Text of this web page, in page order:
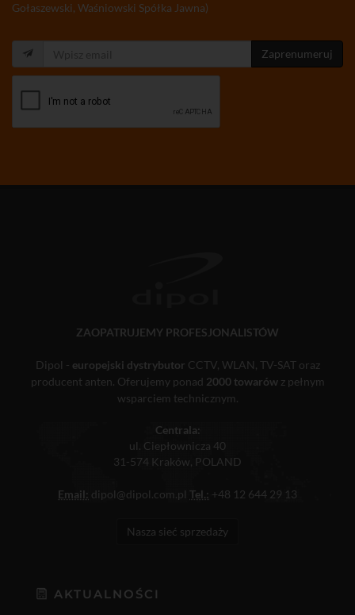
Gołaszewski, Waśniowski Spółka Jawna)
Zaprenumeruj
ZAOPATRUJEMY PROFESJONALISTÓW
Dipol - europejski dystrybutor CCTV, WLAN, TV-SAT oraz
producent anten. Oferujemy ponad 2000 towarówz pełnym
wsparciem technicznym.
Centrala:
ul. Ciepłownicza 40
31-574 Kraków, POLAND
Email: dipol@dipol.com.pl Tel.: +48 12 644 29 13
Nasza sieć sprzedaży
AKTUALNOŚCI